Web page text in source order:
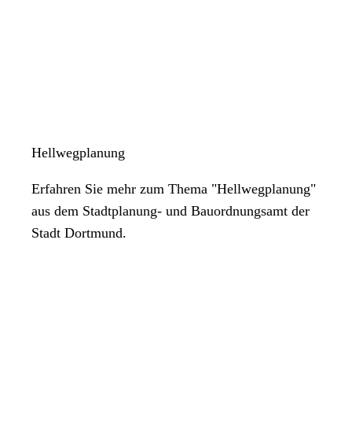
Hellwegplanung
Erfahren Sie mehr zum Thema "Hellwegplanung"
aus dem Stadtplanung- und Bauordnungsamt der
Stadt Dortmund.